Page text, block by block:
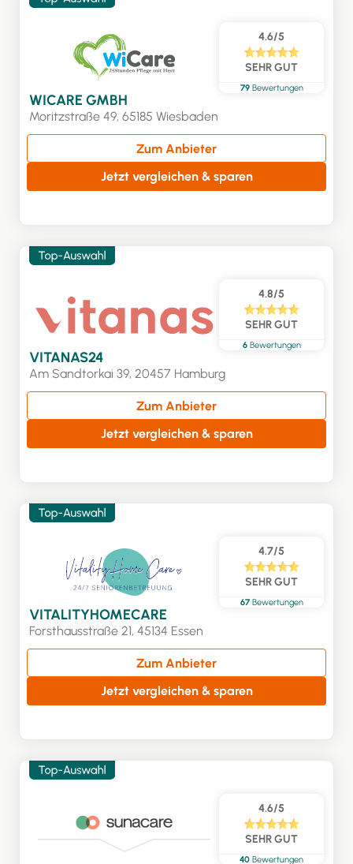
4.6/5
SEHR GUT
79 Bewertungen
WICARE GMBH
Moritzstraße 49, 65185 Wiesbaden
Zum Anbieter
Jetzt vergleichen & sparen
4.8/5
SEHR GUT
6 Bewertungen
VITANAS24
Am Sandtorkai 39, 20457 Hamburg
Zum Anbieter
Jetzt vergleichen & sparen
4.7/5
SEHR GUT
67 Bewertungen
VITALITYHOMECARE
Forsthausstraße 21, 45134 Essen
Zum Anbieter
Jetzt vergleichen & sparen
4.6/5
SEHR GUT
40 Bewertungen